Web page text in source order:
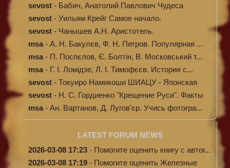
sevost - Бабич, Анатолий Павлович Чудеса
исцелени...
sevost - Уильям Крейг Самое начало.
Происхождение...
sevost - Чанышев А.Н. Аристотель.
msa - А. Н. Бакулєв, Ф. Н. Петров. Популярная ...
msa - П. Поспєлов, Є. Болтін, В. Московський т...
msa - Г. І. Ломідзе, Л. І. Тимофєєв. История с...
sevost - Токуиро Намикоши ШИАЦУ - Японская
терапи...
sevost - Н. С. Гордиенко "Крещение Руси". Факты
п...
msa - Ан. Вартанов, Д. Лугов'єр. Учись фотогра...
LATEST FORUM NEWS
2026-03-08 17:23 - Помогите оценить книгу с автог...
2026-03-08 17:19 - Помогите оценить Железные